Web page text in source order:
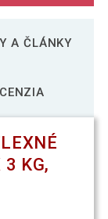
A ČLÁNKY
KG,